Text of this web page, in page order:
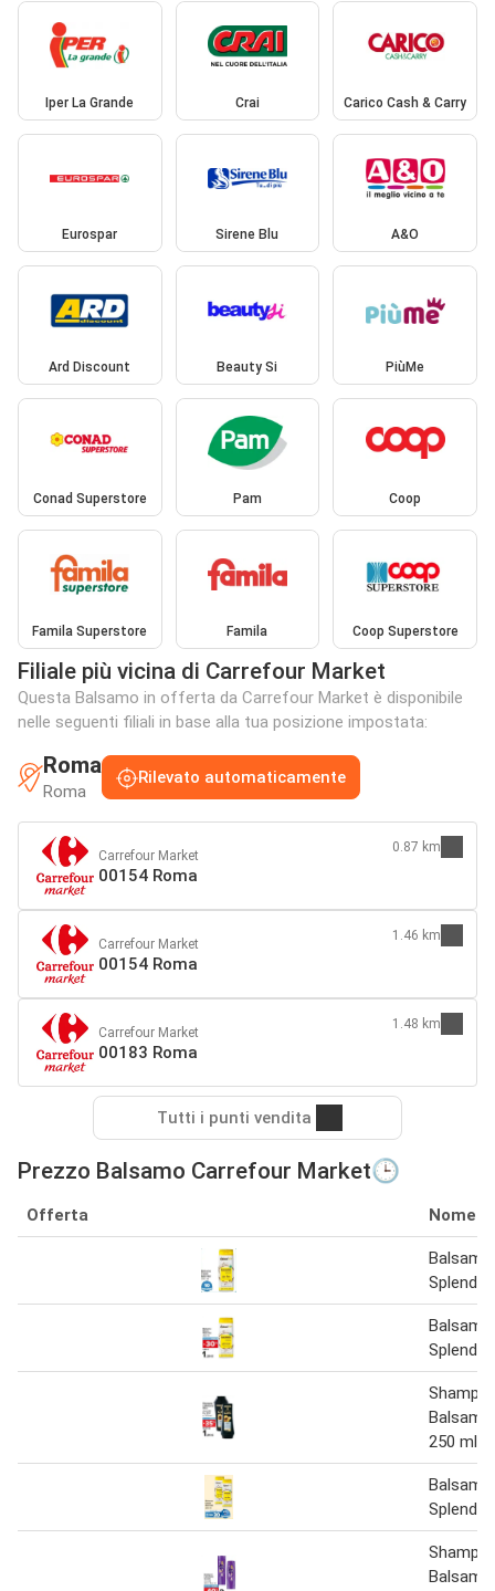
Iper La Grande Crai Carico Cash & Carry
Eurospar Sirene Blu A&O
Ard Discount Beauty Si PiùMe
Conad Superstore Pam Coop
Famila Superstore Famila Coop Superstore
Filiale più vicina di Carrefour Market
Questa Balsamo in offerta da Carrefour Market è disponibile
nelle seguenti filiali in base alla tua posizione impostata:
Roma
Roma
Rilevato automaticamente
Carrefour Market
00154 Roma
0.87 km
Carrefour Market
00154 Roma
1.46 km
Carrefour Market
00183 Roma
1.48 km
Tutti i punti vendita
Prezzo Balsamo Carrefour Market🕒
Offerta Nome
250 ml